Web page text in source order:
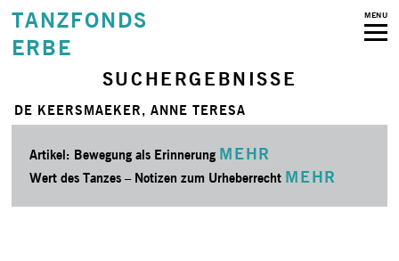
TANZFONDS
ERBE
MENU
SUCHERGEBNISSE
DE KEERSMAEKER, ANNE TERESA
Artikel: Bewegung als Erinnerung MEHR
Wert des Tanzes – Notizen zum Urheberrecht MEHR